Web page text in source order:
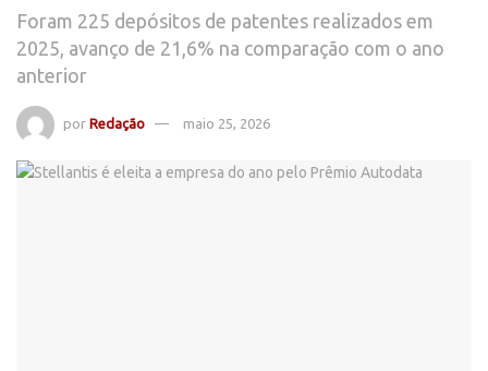
Foram 225 depósitos de patentes realizados em
2025, avanço de 21,6% na comparação com o ano
anterior
por Redação maio 25, 2026